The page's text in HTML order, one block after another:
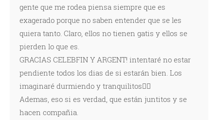
gente que me rodea piensa siempre que es
exagerado porque no saben entender que se les
quiera tanto. Claro, ellos no tienen gatis y ellos se
pierden lo que es.
GRACIAS CELEBFIN Y ARGENT! intentaré no estar
pendiente todos los dias de si estarán bien. Los
imaginaré durmiendo y tranquilitos🐱‍👓
Ademas, eso si es verdad, que están juntitos y se
hacen compañia.